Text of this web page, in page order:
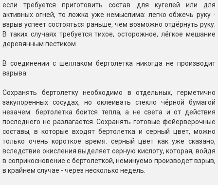
если требуется приготовить состав для кугелей или для
активных огней, то ложка уже немыслима: легко обжечь руку -
взрыв успеет состояться раньше, чем возможно отдёрнуть руку.
В таких случаях требуется тихое, осторожное, лёгкое мешание
деревянным пестиком.
В соединении с шеллаком бертолетка никогда не производит
взрыва.
Сохранять бертолетку необходимо в отдельных, герметично
закупоренных сосудах, но оклеивать стекло чёрной бумагой
незачем: бертолетка боится тепла, а не света и от действия
последнего не разлагается. Сохранять готовые фейерверочные
составы, в которые входят бертолетка и серный цвет, можно
только очень короткое время: серный цвет как уже сказано,
вследствие окисления выделяет серную кислоту, которая, войдя
в соприкосновение с бертолеткой, неминуемо производет взрыв,
в крайнем случае - через несколько недель.